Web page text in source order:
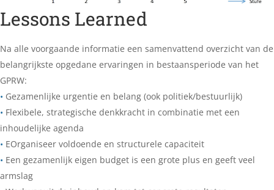
Lessons Learned
Na alle voorgaande informatie een samenvattend overzicht van de
belangrijkste opgedane ervaringen in bestaansperiode van het
GPRW:
• Gezamenlijke urgentie en belang (ook politiek/bestuurlijk)
• Flexibele, strategische denkkracht in combinatie met een
inhoudelijke agenda
• EOrganiseer voldoende en structurele capaciteit
• Een gezamenlijk eigen budget is een grote plus en geeft veel
armslag